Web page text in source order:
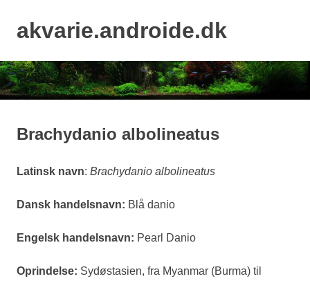
contentakvarie.androide.dk
Brachydanio albolineatus
Latinsk navn: Brachydanio albolineatus
Dansk handelsnavn: Blå danio
Engelsk handelsnavn: Pearl Danio
Oprindelse: Sydøstasien, fra Myanmar (Burma) til